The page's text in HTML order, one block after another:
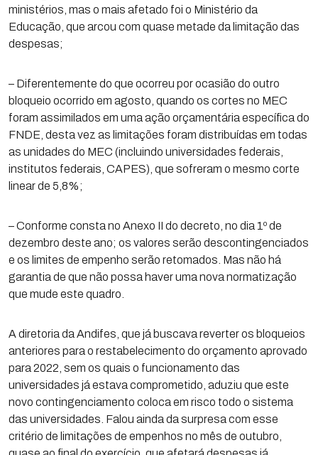
ministérios, mas o mais afetado foi o Ministério da
Educação, que arcou com quase metade da limitação das
despesas;
– Diferentemente do que ocorreu por ocasião do outro
bloqueio ocorrido em agosto, quando os cortes no MEC
foram assimilados em uma ação orçamentária específica do
FNDE, desta vez as limitações foram distribuídas em todas
as unidades do MEC (incluindo universidades federais,
institutos federais, CAPES), que sofreram o mesmo corte
linear de 5,8%;
– Conforme consta no Anexo II do decreto, no dia 1º de
dezembro deste ano; os valores serão descontingenciados
e os limites de empenho serão retomados. Mas não há
garantia de que não possa haver uma nova normatização
que mude este quadro.
A diretoria da Andifes, que já buscava reverter os bloqueios
anteriores para o restabelecimento do orçamento aprovado
para 2022, sem os quais o funcionamento das
universidades já estava comprometido, aduziu que este
novo contingenciamento coloca em risco todo o sistema
das universidades. Falou ainda da surpresa com esse
critério de limitações de empenhos no mês de outubro,